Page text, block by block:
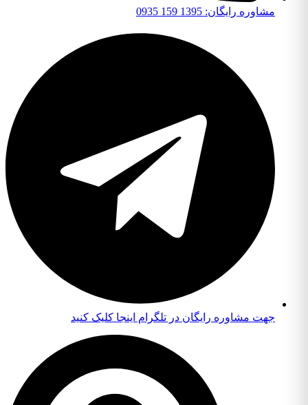
مشاوره رایگان: 1395 159 0935
جهت مشاوره رایگان در تلگرام اینجا کلیک کنید